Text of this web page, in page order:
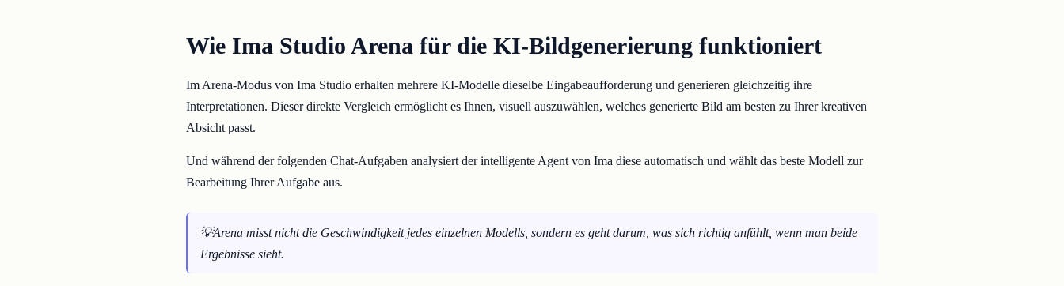
Wie Ima Studio Arena für die KI-Bildgenerierung funktioniert
Im Arena-Modus von Ima Studio erhalten mehrere KI-Modelle dieselbe Eingabeaufforderung und generieren gleichzeitig ihre
Interpretationen. Dieser direkte Vergleich ermöglicht es Ihnen, visuell auszuwählen, welches generierte Bild am besten zu Ihrer kreativen
Absicht passt.
Und während der folgenden Chat-Aufgaben analysiert der intelligente Agent von Ima diese automatisch und wählt das beste Modell zur
Bearbeitung Ihrer Aufgabe aus.
💡Arena misst nicht die Geschwindigkeit jedes einzelnen Modells, sondern es geht darum, was sich richtig anfühlt, wenn man beide
Ergebnisse sieht.